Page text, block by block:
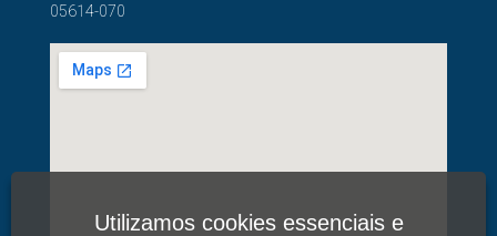
05614-070
Utilizamos cookies essenciais e